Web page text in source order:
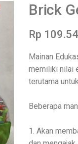
Brick
Rp
Mainan
memiliki nilai
terutama
Beberapa
1. Akan